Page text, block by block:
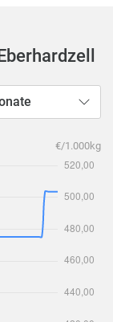
€/1.000kg